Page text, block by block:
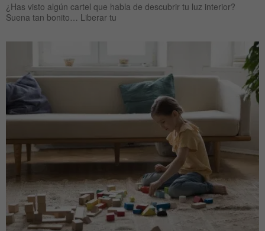
¿Has visto algún cartel que habla de descubrir tu luz interior?
Suena tan bonito… Liberar tu